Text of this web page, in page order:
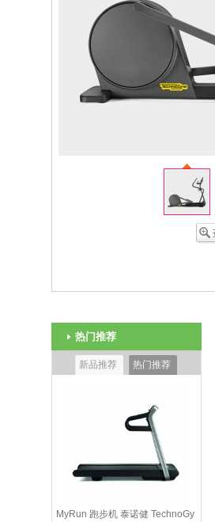
热门推荐
新品推荐 热门推荐
MyRun 跑步机 泰诺健 TechnoGy